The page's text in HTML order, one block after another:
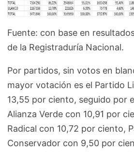
Fuente: con base en
de la Registraduría Nacional.
Por partidos, sin votos en
mayor votación es el Partido
13,55 por ciento, seguido por
Alianza Verde con 10,91 por
Radical con 10,72 por ciento,
Conservador con 9,50 por